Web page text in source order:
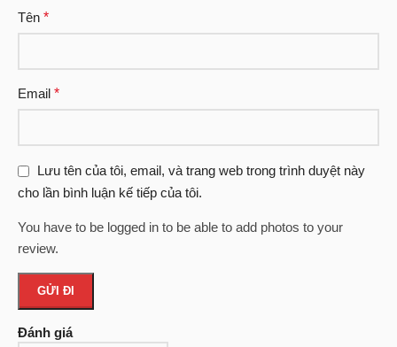
Đánh giá
Tên *
Email *
Lưu tên của tôi, email, và trang web trong trình duyệt này
cho lần bình luận kế tiếp của tôi.
You have to be logged in to be able to add photos to your
review.